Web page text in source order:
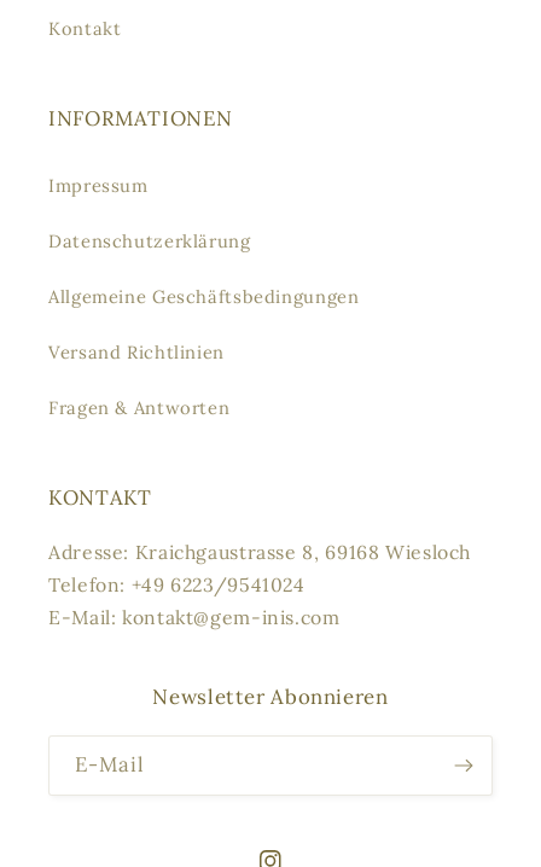
Kontakt
INFORMATIONEN
Impressum
Datenschutzerklärung
Allgemeine Geschäftsbedingungen
Versand Richtlinien
Fragen & Antworten
KONTAKT
Adresse: Kraichgaustrasse 8, 69168 Wiesloch
Telefon: +49 6223/9541024
E-Mail: kontakt@gem-inis.com
Newsletter Abonnieren
E-Mail